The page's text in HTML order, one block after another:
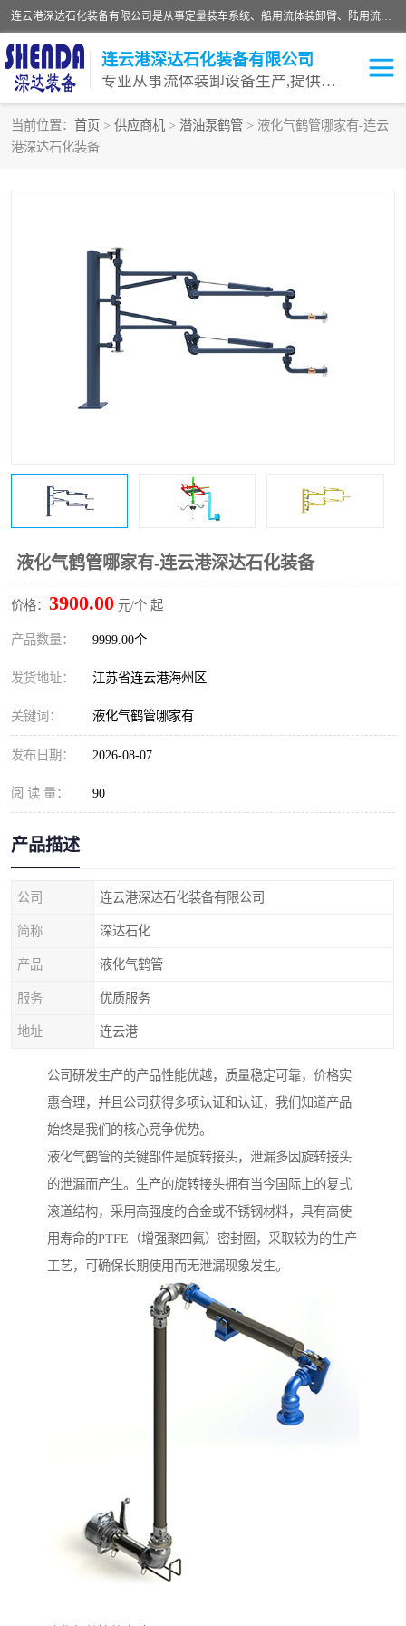
连云港深达石化装备有限公司是从事定量装车系统、船用流体装卸臂、陆用流体装卸臂（鹤管）、活动梯、钢构平台等全系列流体装卸设备的设计、制造、销售以及服务的专业供应商。公司始终以客户为中心，密切跟踪国内外油气储运及装卸设备先进技术的发展，以先进的技术、优质的产品、一流的服务，满足客户需求。
连云港深达石化装备有限公司
专业从事流体装卸设备生产,提供全面解决方案，生产与定制服务
当前位置： 首页 > 供应商机 > 潜油泵鹤管 > 液化气鹤管哪家有-连云
港深达石化装备
液化气鹤管哪家有-连云港深达石化装备
价格： 3900.00 元/个 起
产品数量： 9999.00个
发货地址： 江苏省连云港海州区
关键词： 液化气鹤管哪家有
发布日期： 2026-08-07
阅 读 量： 90
产品描述
公司 连云港深达石化装备有限公司
简称 深达石化
产品 液化气鹤管
服务 优质服务
地址 连云港
公司研发生产的产品性能优越，质量稳定可靠，价格实
惠合理，并且公司获得多项认证和认证，我们知道产品
始终是我们的核心竞争优势。
液化气鹤管的关键部件是旋转接头，泄漏多因旋转接头
的泄漏而产生。生产的旋转接头拥有当今国际上的复式
滚道结构，采用高强度的合金或不锈钢材料，具有高使
用寿命的PTFE（增强聚四氟）密封圈，采取较为的生产
工艺，可确保长期使用而无泄漏现象发生。
鹤管
液氨装鹤管
输油臂
汽车鹤管